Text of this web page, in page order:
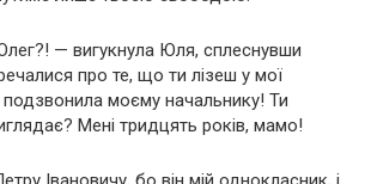
— вигукнула Юля, сплеснувши
про те, що ти лізеш у мої
подзвонила моєму начальнику! Ти
Мені тридцять років, мамо!